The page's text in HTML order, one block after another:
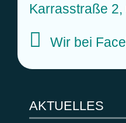
Karrasstraße
Wir bei
AKTUELLES